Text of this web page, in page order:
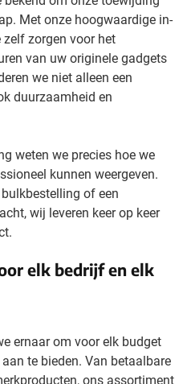
Met onze hoogwaardige in-
zorgen voor het
van uw originele gadgets
we niet alleen een
duurzaamheid en
weten we precies hoe we
kunnen weergeven.
of een
wij leveren keer op keer
elk bedrijf en elk
ernaar om voor elk budget
te bieden. Van betaalbare
ons assortiment